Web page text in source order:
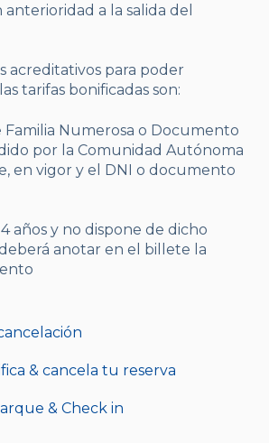
a la salida del
acreditativos para poder
tarifas bonificadas son:
Numerosa o Documento
por la Comunidad Autónoma
en vigor y el DNI o documento
años y no dispone de dicho
anotar en el billete la
& cancela tu reserva
& Check in